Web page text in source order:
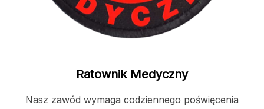
Ratownik Medyczny
Nasz zawód wymaga codziennego poświęcenia